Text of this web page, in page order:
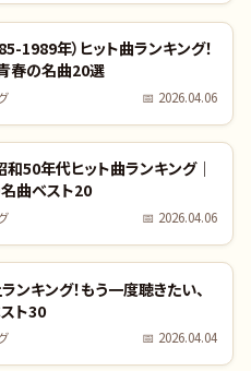
1989年）ヒット曲ランキング！
春の名曲20選
📅 2026.04.06
和50年代ヒット曲ランキング｜
曲ベスト20
📅 2026.04.06
キング！もう一度聴きたい、
ト30
📅 2026.04.04